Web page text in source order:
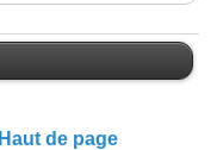
Haut de page